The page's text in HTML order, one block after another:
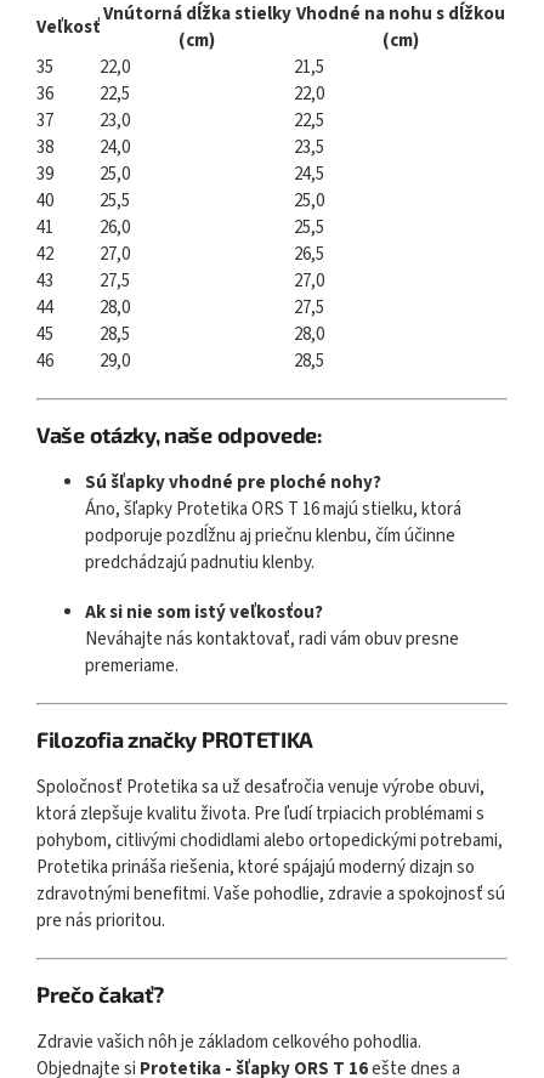
Veľkosť
Vnútorná dĺžka stielky
(cm)
Vhodné na nohu s dĺžkou
(cm)
35
22,0
21,5
36
22,5
22,0
37
23,0
22,5
38
24,0
23,5
39
25,0
24,5
40
25,5
25,0
41
26,0
25,5
42
27,0
26,5
43
27,5
27,0
44
28,0
27,5
45
28,5
28,0
46
29,0 28,5
Vaše otázky, naše odpovede:
Sú šľapky vhodné pre ploché nohy?
Áno, šľapky Protetika ORS T 16 majú stielku, ktorá
podporuje pozdĺžnu aj priečnu klenbu, čím účinne
predchádzajú padnutiu klenby.
Ak si nie som istý veľkosťou?
Neváhajte nás kontaktovať, radi vám obuv presne
premeriame.
Filozofia značky PROTETIKA
Spoločnosť Protetika sa už desaťročia venuje výrobe obuvi,
ktorá zlepšuje kvalitu života. Pre ľudí trpiacich problémami s
pohybom, citlivými chodidlami alebo ortopedickými potrebami,
Protetika prináša riešenia, ktoré spájajú moderný dizajn so
zdravotnými benefitmi. Vaše pohodlie, zdravie a spokojnosť sú
pre nás prioritou.
Prečo čakať?
Zdravie vašich nôh je základom celkového pohodlia.
Objednajte si Protetika - šľapky ORS T 16ešte dnes a